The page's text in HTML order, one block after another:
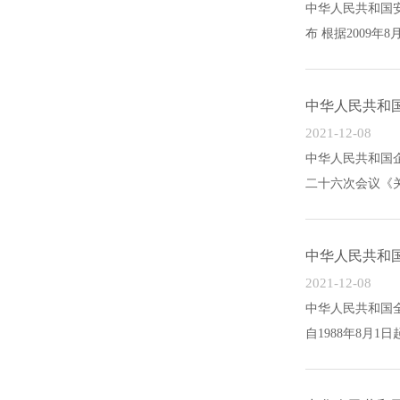
中华人民共和国
布 根据2009年8
中华人民共和
2021-12-08
中华人民共和国
二十六次会议《
中华人民共和
2021-12-08
中华人民共和国
自1988年8月1日